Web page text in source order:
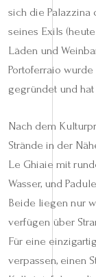
sich die Palazzina
seines Exils
Läden und
Portoferraio
gegründet und
Nach dem
Strände in der
Le Ghiaie mit
Wasser, und
Beide liegen nur
verfügen über
Für eine
verpassen, einen